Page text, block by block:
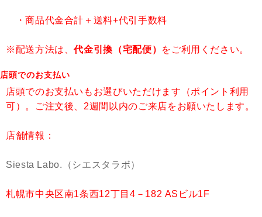
・商品代金合計＋送料+代引手数料
※配送方法は、代金引換（宅配便） をご利用ください。
店頭でのお支払い
店頭でのお支払いもお選びいただけます（ポイント利用
可）。ご注文後、2週間以内のご来店をお願いたします。
店舗情報：
Siesta Labo.（シエスタラボ）
札幌市中央区南1条西12丁目4－182 ASビル1F